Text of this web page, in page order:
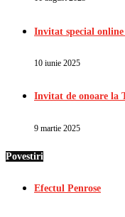
Invitat special
10 iunie 2025
Invitat de onoare la
9 martie 2025
Povestiri
Efectul Penrose